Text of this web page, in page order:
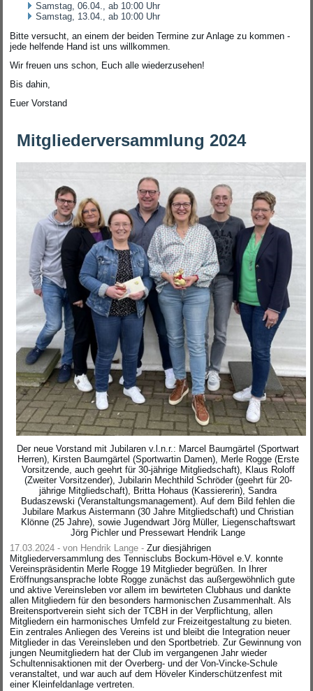
Samstag, 06.04., ab 10:00 Uhr
Samstag, 13.04., ab 10:00 Uhr
Bitte versucht, an einem der beiden Termine zur Anlage zu kommen -
jede helfende Hand ist uns willkommen.
Wir freuen uns schon, Euch alle wiederzusehen!
Bis dahin,
Euer Vorstand
Mitgliederversammlung 2024
Der neue Vorstand mit Jubilaren v.l.n.r.: Marcel Baumgärtel (Sportwart
Herren), Kirsten Baumgärtel (Sportwartin Damen), Merle Rogge (Erste
Vorsitzende, auch geehrt für 30-jährige Mitgliedschaft), Klaus Roloff
(Zweiter Vorsitzender), Jubilarin Mechthild Schröder (geehrt für 20-
jährige Mitgliedschaft), Britta Hohaus (Kassiererin), Sandra
Budaszewski (Veranstaltungsmanagement). Auf dem Bild fehlen die
Jubilare Markus Aistermann (30 Jahre Mitgliedschaft) und Christian
Klönne (25 Jahre), sowie Jugendwart Jörg Müller, Liegenschaftswart
Jörg Pichler und Pressewart Hendrik Lange
17.03.2024 - von Hendrik Lange - Zur diesjährigen
Mitgliederversammlung des Tennisclubs Bockum-Hövel e.V. konnte
Vereinspräsidentin Merle Rogge 19 Mitglieder begrüßen. In Ihrer
Eröffnungsansprache lobte Rogge zunächst das außergewöhnlich gute
und aktive Vereinsleben vor allem im bewirteten Clubhaus und dankte
allen Mitgliedern für den besonders harmonischen Zusammenhalt. Als
Breitensportverein sieht sich der TCBH in der Verpflichtung, allen
Mitgliedern ein harmonisches Umfeld zur Freizeitgestaltung zu bieten.
Ein zentrales Anliegen des Vereins ist und bleibt die Integration neuer
Mitglieder in das Vereinsleben und den Sportbetrieb. Zur Gewinnung von
jungen Neumitgliedern hat der Club im vergangenen Jahr wieder
Schultennisaktionen mit der Overberg- und der Von-Vincke-Schule
veranstaltet, und war auch auf dem Höveler Kinderschützenfest mit
einer Kleinfeldanlage vertreten.